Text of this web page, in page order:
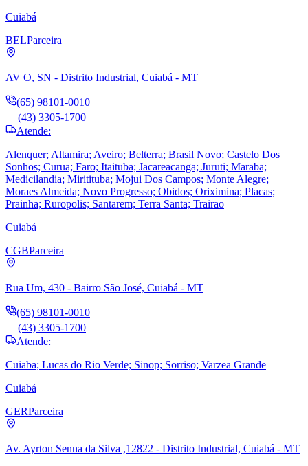
Cuiabá
BELParceira
AV O, SN - Distrito Industrial, Cuiabá - MT
(65) 98101-0010
(43) 3305-1700
Atende:
Alenquer; Altamira; Aveiro; Belterra; Brasil Novo; Castelo Dos
Sonhos; Curua; Faro; Itaituba; Jacareacanga; Juruti; Maraba;
Medicilandia; Miritituba; Mojui Dos Campos; Monte Alegre;
Moraes Almeida; Novo Progresso; Obidos; Oriximina; Placas;
Prainha; Ruropolis; Santarem; Terra Santa; Trairao
Cuiabá
CGBParceira
Rua Um, 430 - Bairro São José, Cuiabá - MT
(65) 98101-0010
(43) 3305-1700
Atende:
Cuiaba; Lucas do Rio Verde; Sinop; Sorriso; Varzea Grande
Cuiabá
GERParceira
Av. Ayrton Senna da Silva ,12822 - Distrito Industrial, Cuiabá - MT